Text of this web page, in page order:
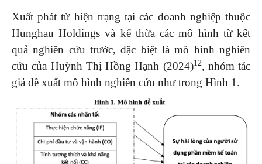
Xuất phát từ hiện trạng tại các doanh nghiệp thuộc
Hunghau Holdings và kế thừa các mô hình từ kết
quả nghiên cứu trước, đặc biệt là mô hình nghiên
cứu của Huỳnh Thị Hồng Hạnh (2024)12, nhóm tác
giả đề xuất mô hình nghiên cứu như trong Hình 1.